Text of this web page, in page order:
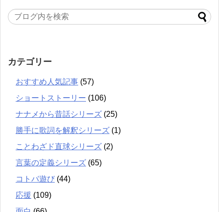
カテゴリー
おすすめ人気記事 (57)
ショートストーリー (106)
ナナメから昔話シリーズ (25)
勝手に歌詞を解釈シリーズ (1)
ことわざド直球シリーズ (2)
言葉の定義シリーズ (65)
コトバ遊び (44)
応援 (109)